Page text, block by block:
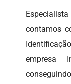
contamos
empresa